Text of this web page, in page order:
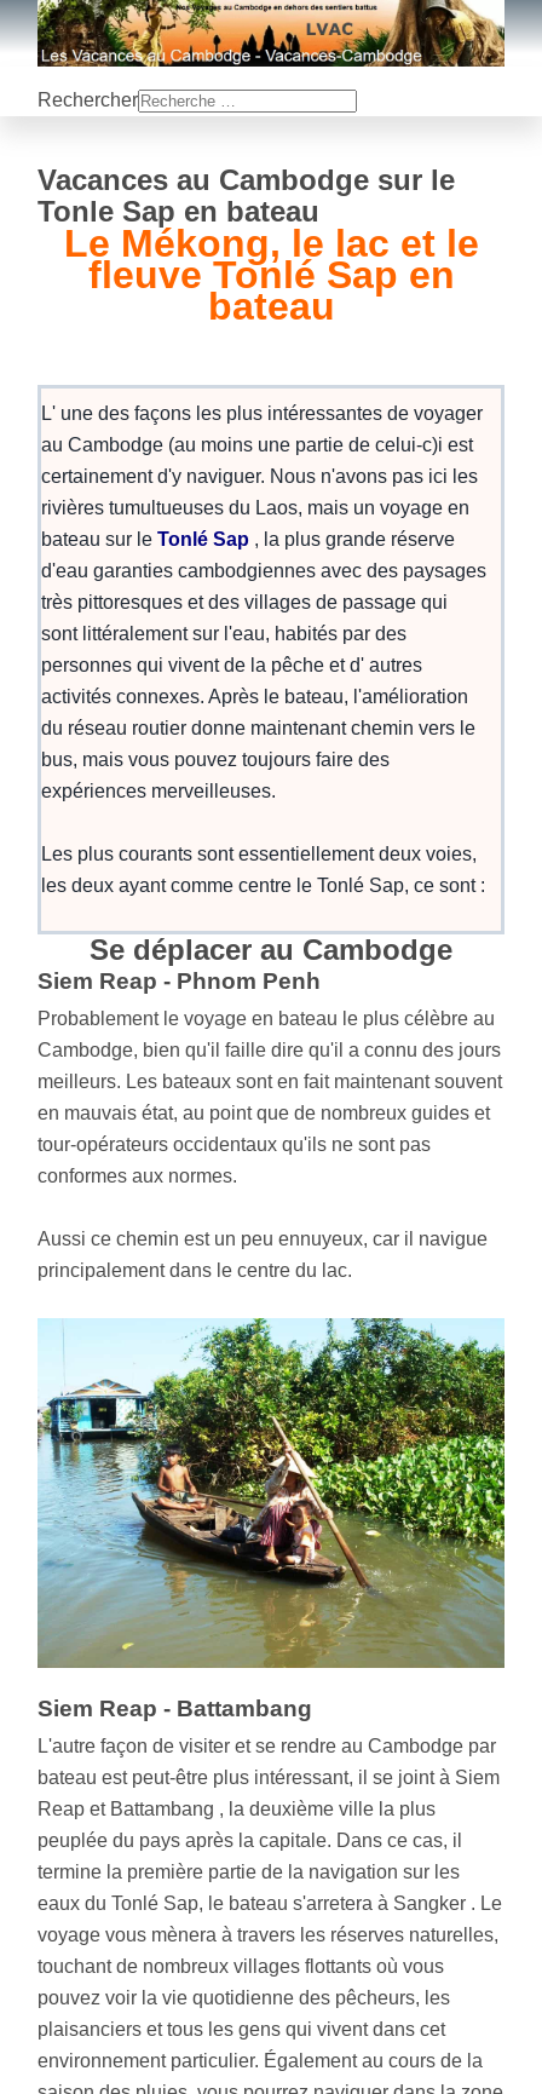
Rechercher
Vacances au Cambodge sur le
Tonle Sap en bateau
Le Mékong, le lac et le
fleuve Tonlé Sap en
bateau
L' une des façons les plus intéressantes de voyager
au Cambodge (au moins une partie de celui-c)i est
certainement d'y naviguer. Nous n'avons pas ici les
rivières tumultueuses du Laos, mais un voyage en
bateau sur leTonlé Sap , la plus grande réserve
d'eau garanties cambodgiennes avec des paysages
très pittoresques et des villages de passage qui
sont littéralement sur l'eau, habités par des
personnes qui vivent de la pêche et d' autres
activités connexes. Après le bateau, l'amélioration
du réseau routier donne maintenant chemin vers le
bus, mais vous pouvez toujours faire des
expériences merveilleuses.
Les plus courants sont essentiellement deux voies,
les deux ayant comme centre le Tonlé Sap, ce sont :
Se déplacer au Cambodge
Siem Reap - Phnom Penh
Probablement le voyage en bateau le plus célèbre au
Cambodge, bien qu'il faille dire qu'il a connu des jours
meilleurs. Les bateaux sont en fait maintenant souvent
en mauvais état, au point que de nombreux guides et
tour-opérateurs occidentaux qu'ils ne sont pas
conformes aux normes.
Aussi ce chemin est un peu ennuyeux, car il navigue
principalement dans le centre du lac.
Siem Reap - Battambang
L'autre façon de visiter et se rendre au Cambodge par
bateau est peut-être plus intéressant, il se joint à Siem
Reap et Battambang , la deuxième ville la plus
peuplée du pays après la capitale. Dans ce cas, il
termine la première partie de la navigation sur les
eaux du Tonlé Sap, le bateau s'arretera à Sangker . Le
voyage vous mènera à travers les réserves naturelles,
touchant de nombreux villages flottants où vous
pouvez voir la vie quotidienne des pêcheurs, les
plaisanciers et tous les gens qui vivent dans cet
environnement particulier. Également au cours de la